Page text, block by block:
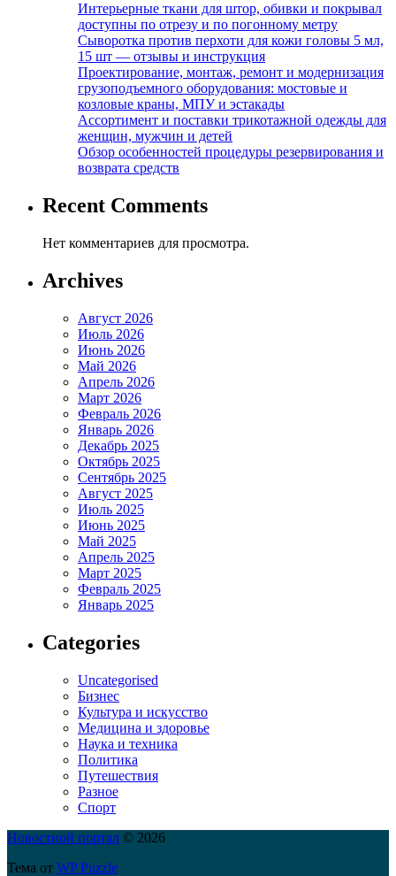
Интерьерные ткани для штор, обивки и покрывал
доступны по отрезу и по погонному метру
Сыворотка против перхоти для кожи головы 5 мл,
15 шт — отзывы и инструкция
Проектирование, монтаж, ремонт и модернизация
грузоподъемного оборудования: мостовые и
козловые краны, МПУ и эстакады
Ассортимент и поставки трикотажной одежды для
женщин, мужчин и детей
Обзор особенностей процедуры резервирования и
возврата средств
Recent Comments
Нет комментариев для просмотра.
Archives
Август 2026
Июль 2026
Июнь 2026
Май 2026
Апрель 2026
Март 2026
Февраль 2026
Январь 2026
Декабрь 2025
Октябрь 2025
Сентябрь 2025
Август 2025
Июль 2025
Июнь 2025
Май 2025
Апрель 2025
Март 2025
Февраль 2025
Январь 2025
Categories
Uncategorised
Бизнес
Культура и искусство
Медицина и здоровье
Наука и техника
Политика
Путешествия
Разное
Спорт
Новостной портал © 2026
Тема от WP Puzzle